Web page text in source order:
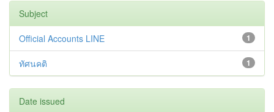
Subject
1
Official Accounts LINE
1
ทัศนคติ
Date issued